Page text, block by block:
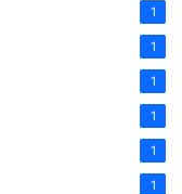
1
1
1
1
1
1